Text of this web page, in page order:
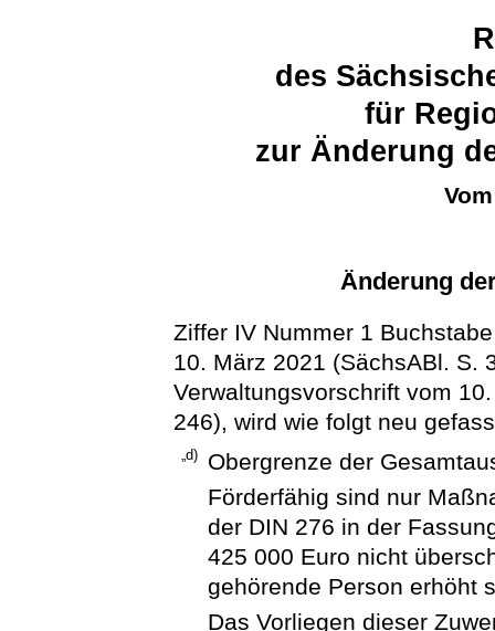
des
für
zur Änderung
Änderung
Ziffer IV Nummer 1
10. März 2021 (SächsABl. S.
Verwaltungsvorschrift vom
246), wird wie folgt neu
„d)
Obergrenze der
Förderfähig sind nur
der DIN 276 in der
425 000 Euro nicht
gehörende Person erhöht
Das Vorliegen dieser